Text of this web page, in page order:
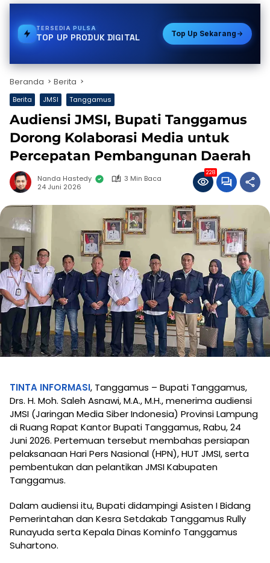
TERSEDIAPAKET DATA
TOP UP PRODUK DIGITAL Top Up Sekarang
Beranda Berita
Berita JMSI Tanggamus
Audiensi JMSI, Bupati Tanggamus
Dorong Kolaborasi Media untuk
Percepatan Pembangunan Daerah
Nanda Hastedy
3 Min Baca
24 Juni 2026
228
TINTA INFORMASI, Tanggamus – Bupati Tanggamus,
Drs. H. Moh. Saleh Asnawi, M.A., M.H., menerima audiensi
JMSI (Jaringan Media Siber Indonesia) Provinsi Lampung
di Ruang Rapat Kantor Bupati Tanggamus, Rabu, 24
Juni 2026. Pertemuan tersebut membahas persiapan
pelaksanaan Hari Pers Nasional (HPN), HUT JMSI, serta
pembentukan dan pelantikan JMSI Kabupaten
Tanggamus.
Dalam audiensi itu, Bupati didampingi Asisten I Bidang
Pemerintahan dan Kesra Setdakab Tanggamus Rully
Runayuda serta Kepala Dinas Kominfo Tanggamus
Suhartono.